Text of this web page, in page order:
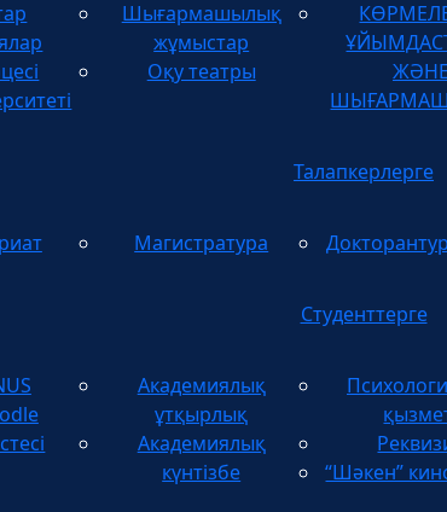
Шығармашылық
жұмыстар
Оқу театры
ЖӘНЕ
Талапкерлерге
Магистратура
Студенттерге
Академиялық
ұтқырлық
Академиялық
күнтізбе
“Шәкен”